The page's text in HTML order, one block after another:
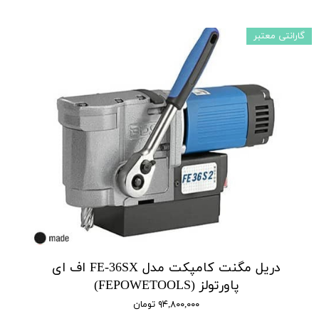
دریل مگنت کامپکت مدل FE-36SX اف ای
پاورتولز (FEPOWETOOLS)
۹۴,۸۰۰,۰۰۰ تومان
گارانتی معتبر